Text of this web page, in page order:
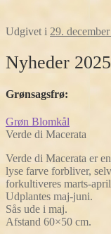
Udgivet i 29.
Nyheder 2025
Grønsagsfrø:
Grøn Blomkål
Verde di Macerata
Verde di Macerata er
lyse farve forbliver,
forkultiveres marts-
Udplantes maj-juni.
Sås ude i maj.
Afstand 60×50 cm.